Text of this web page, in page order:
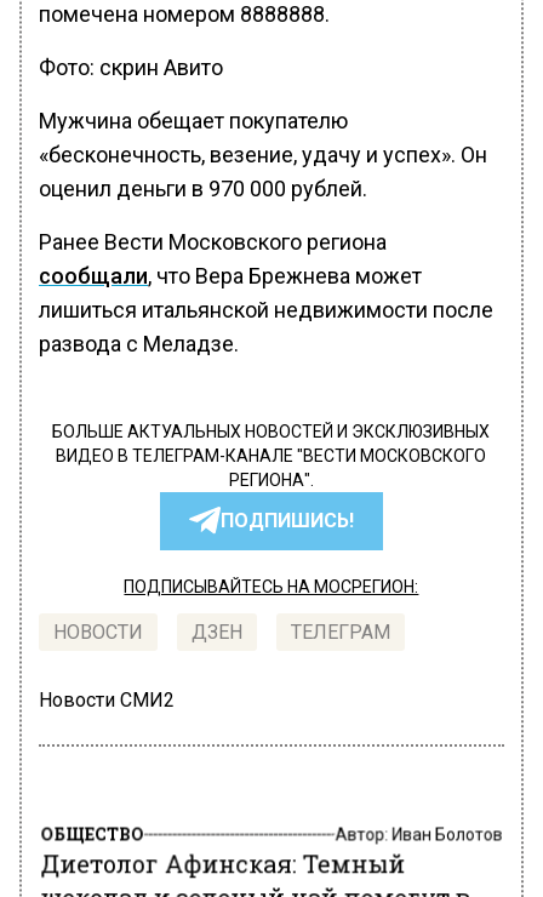
помечена номером 8888888.
Фото: скрин Авито
Мужчина обещает покупателю
«бесконечность, везение, удачу и успех». Он
оценил деньги в 970 000 рублей.
Ранее Вести Московского региона
сообщали, что Вера Брежнева может
лишиться итальянской недвижимости после
развода с Меладзе.
БОЛЬШЕ АКТУАЛЬНЫХ НОВОСТЕЙ И ЭКСКЛЮЗИВНЫХ
ВИДЕО В ТЕЛЕГРАМ-КАНАЛЕ "ВЕСТИ МОСКОВСКОГО
РЕГИОНА".
ПОДПИШИСЬ!
ПОДПИСЫВАЙТЕСЬ НА МОСРЕГИОН:
НОВОСТИ ДЗЕН ТЕЛЕГРАМ
Новости СМИ2
ОБЩЕСТВО Автор:Иван Болотов
Диетолог Афинская: Темный
шоколад и зеленый чай помогут в